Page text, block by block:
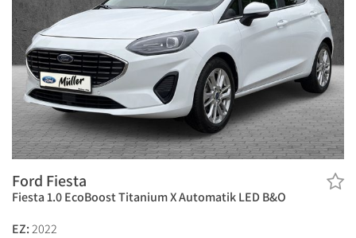
Ford Fiesta
Fiesta 1.0 EcoBoost Titanium X Automatik LED B&O
EZ:2022